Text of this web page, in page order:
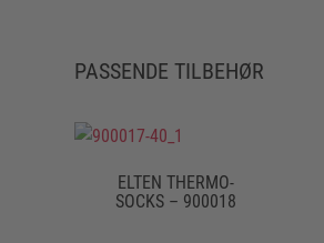
PASSENDE TILBEHØR
ELTEN THERMO-
SOCKS – 900018